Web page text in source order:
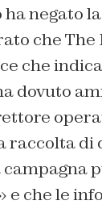
negato
che
che
dovuto
raccolta di
e che le